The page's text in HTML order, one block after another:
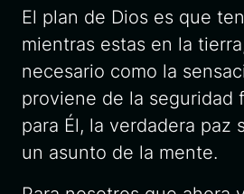
El plan de Dios es que
mientras estas en la
necesario como la
proviene de la seguridad
para Él, la verdadera paz
un asunto de la mente.